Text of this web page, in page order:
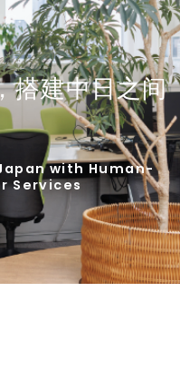
搭建中日之间
with Human-
Services